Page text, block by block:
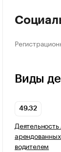
Виды
49.32
Деятельность
водителем